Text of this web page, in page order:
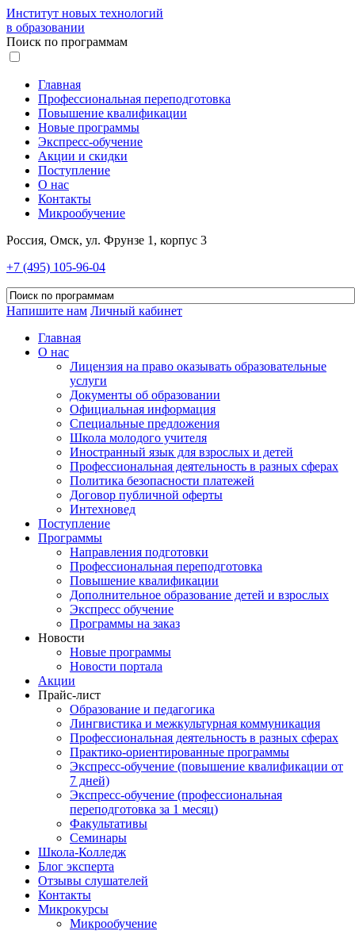
Институт новых технологий
в образовании
Поиск по программам
Главная
Профессиональная переподготовка
Повышение квалификации
Новые программы
Экспресс-обучение
Акции и скидки
Поступление
О нас
Контакты
Микрообучение
Россия, Омск, ул. Фрунзе 1, корпус 3
+7 (495) 105-96-04
Напишите нам Личный кабинет
Главная
О нас
Лицензия на право оказывать образовательные
услуги
Документы об образовании
Официальная информация
Специальные предложения
Школа молодого учителя
Иностранный язык для взрослых и детей
Профессиональная деятельность в разных сферах
Политика безопасности платежей
Договор публичной оферты
Интехновед
Поступление
Программы
Направления подготовки
Профессиональная переподготовка
Повышение квалификации
Дополнительное образование детей и взрослых
Экспресс обучение
Программы на заказ
Новости
Новые программы
Новости портала
Акции
Прайс-лист
Образование и педагогика
Лингвистика и межкультурная коммуникация
Профессиональная деятельность в разных сферах
Практико-ориентированные программы
Экспресс-обучение (повышение квалификации от
7 дней)
Экспресс-обучение (профессиональная
переподготовка за 1 месяц)
Факультативы
Семинары
Школа-Колледж
Блог эксперта
Отзывы слушателей
Контакты
Микрокурсы
Микрообучение